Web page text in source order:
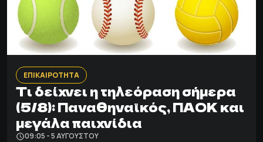
ΕΠΙΚΑΙΡΟΤΗΤΑ
Τι δείχνει η τηλεόραση σήμερα
(5/8): Παναθηναϊκός, ΠΑΟΚ και
μεγάλα παιχνίδια
09:05 - 5 ΑΥΓΟΎΣΤΟΥ